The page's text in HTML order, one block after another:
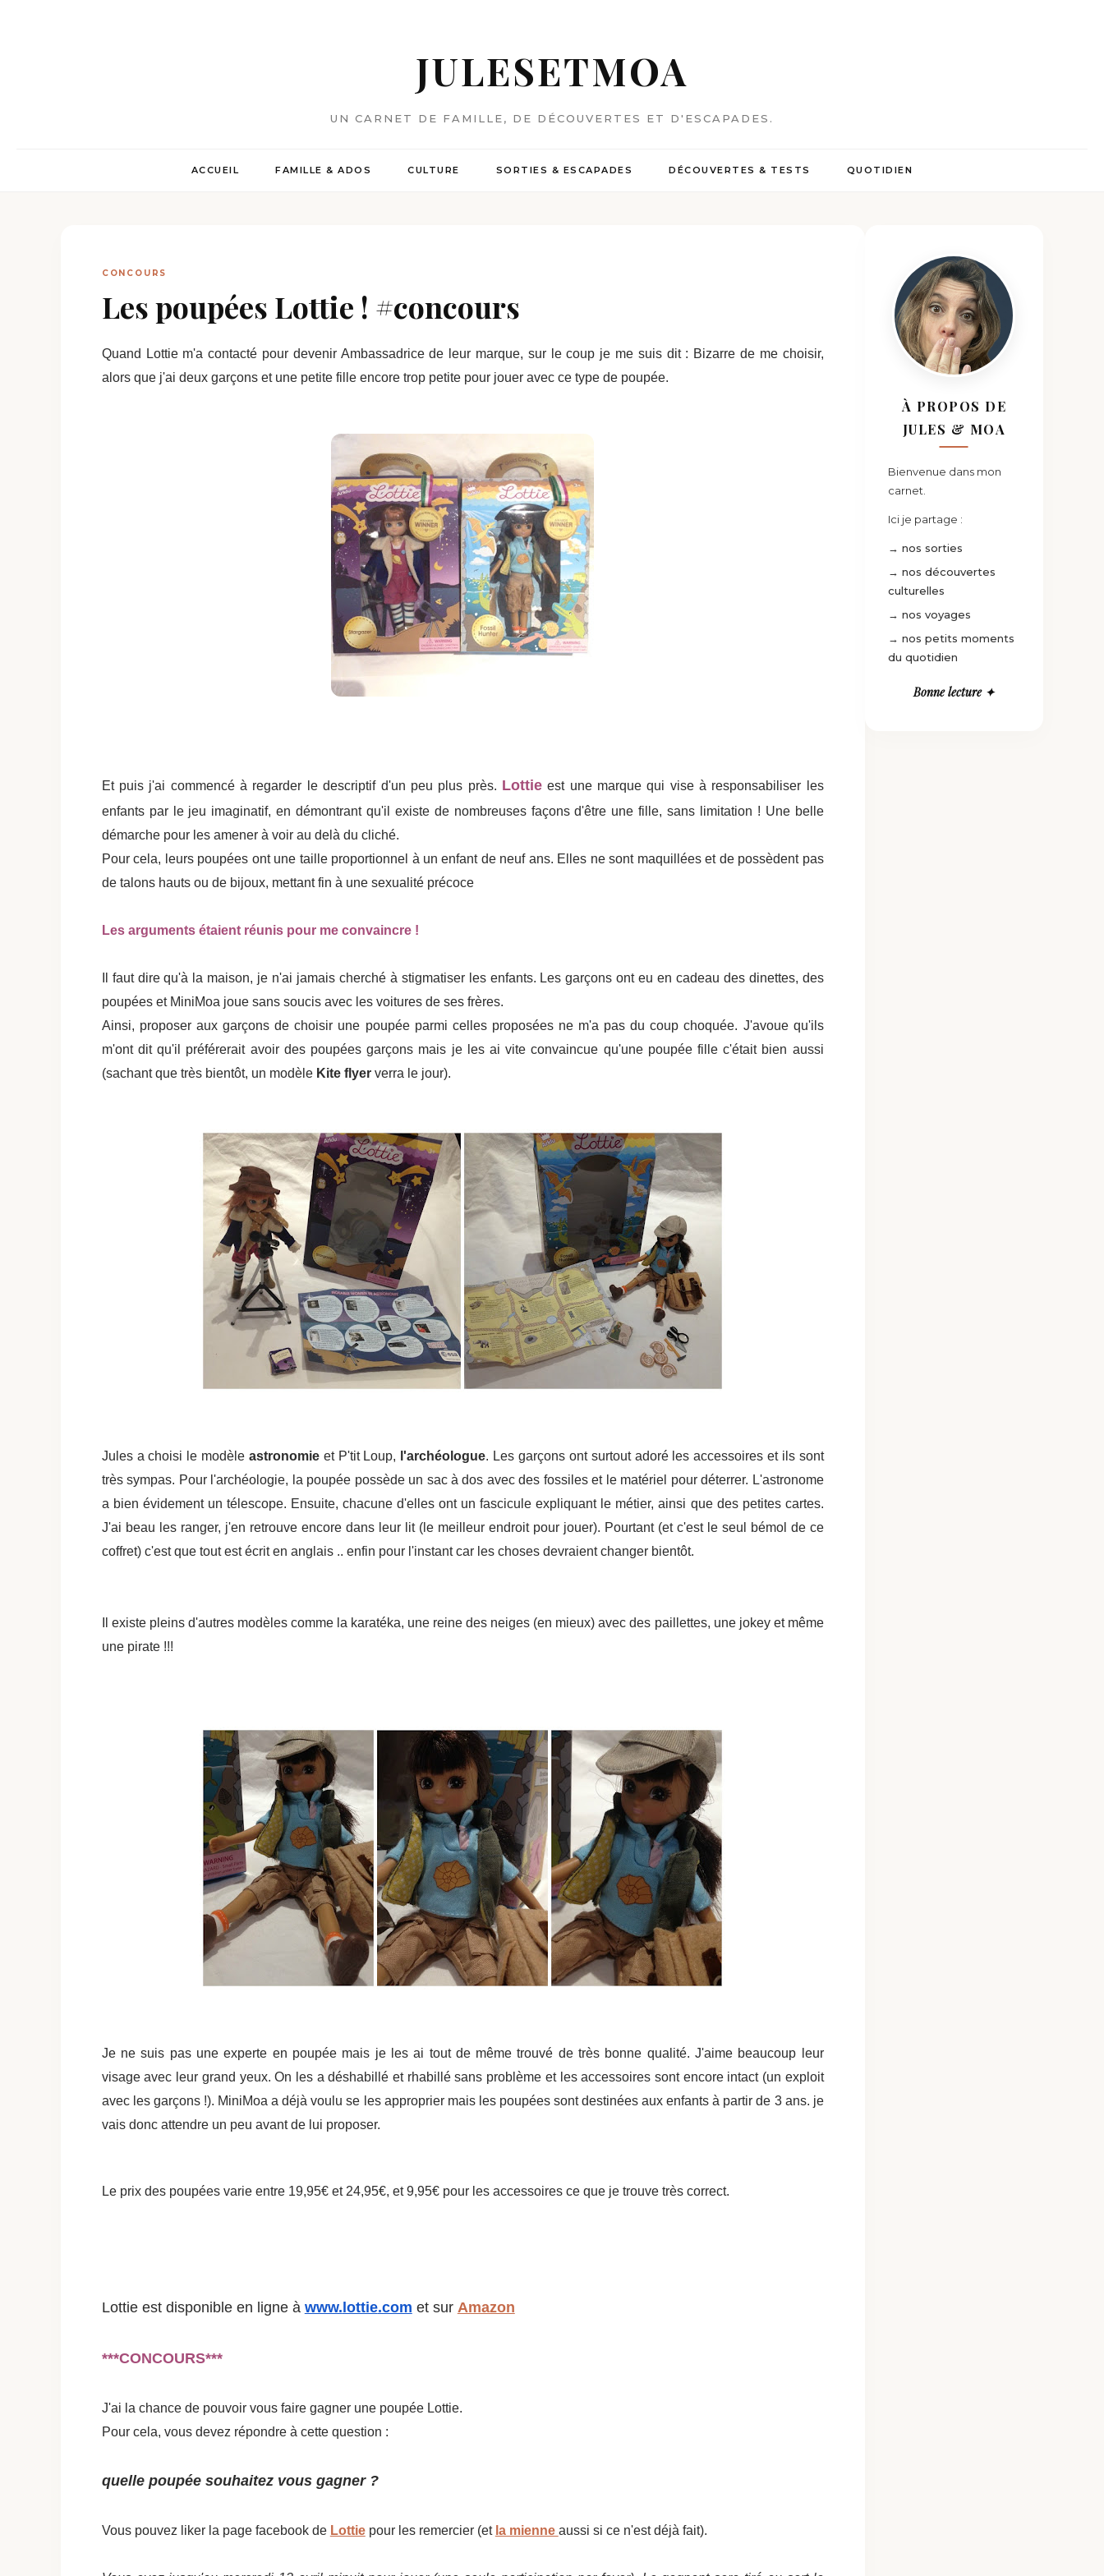
JULESETMOA
UN CARNET DE FAMILLE, DE DÉCOUVERTES ET D'ESCAPADES.
ACCUEIL FAMILLE & ADOS CULTURE SORTIES & ESCAPADES DÉCOUVERTES & TESTS QUOTIDIEN
CONCOURS
Les poupées Lottie ! #concours
Quand Lottie m'a contacté pour devenir Ambassadrice de leur marque, sur le coup je me suis dit : Bizarre de me choisir,
alors que j'ai deux garçons et une petite fille encore trop petite pour jouer avec ce type de poupée.
Et puis j'ai commencé à regarder le descriptif d'un peu plus près. Lottie est une marque qui vise à responsabiliser les
enfants par le jeu imaginatif, en démontrant qu'il existe de nombreuses façons d'être une fille, sans limitation ! Une belle
démarche pour les amener à voir au delà du cliché.
Pour cela, leurs poupées ont une taille proportionnel à un enfant de neuf ans. Elles ne sont maquillées et de possèdent pas
de talons hauts ou de bijoux, mettant fin à une sexualité précoce
Les arguments étaient réunis pour me convaincre !
Il faut dire qu'à la maison, je n'ai jamais cherché à stigmatiser les enfants. Les garçons ont eu en cadeau des dinettes, des
poupées et MiniMoa joue sans soucis avec les voitures de ses frères.
Ainsi, proposer aux garçons de choisir une poupée parmi celles proposées ne m'a pas du coup choquée. J'avoue qu'ils
m'ont dit qu'il préférerait avoir des poupées garçons mais je les ai vite convaincue qu'une poupée fille c'était bien aussi
(sachant que très bientôt, un modèle Kite flyerverra le jour).
Jules a choisi le modèle astronomieet P'tit Loup, l'archéologue. Les garçons ont surtout adoré les accessoires et ils sont
très sympas. Pour l'archéologie, la poupée possède un sac à dos avec des fossiles et le matériel pour déterrer. L'astronome
a bien évidement un télescope. Ensuite, chacune d'elles ont un fascicule expliquant le métier, ainsi que des petites cartes.
J'ai beau les ranger, j'en retrouve encore dans leur lit (le meilleur endroit pour jouer). Pourtant (et c'est le seul bémol de ce
coffret) c'est que tout est écrit en anglais .. enfin pour l'instant car les choses devraient changer bientôt.
Il existe pleins d'autres modèles comme la karatéka, une reine des neiges (en mieux) avec des paillettes, une jokey et même
une pirate !!!
Je ne suis pas une experte en poupée mais je les ai tout de même trouvé de très bonne qualité. J'aime beaucoup leur
visage avec leur grand yeux. On les a déshabillé et rhabillé sans problème et les accessoires sont encore intact (un exploit
avec les garçons !). MiniMoa a déjà voulu se les approprier mais les poupées sont destinées aux enfants à partir de 3 ans. je
vais donc attendre un peu avant de lui proposer.
Le prix des poupées varie entre19,95€ et 24,95€, et 9,95€ pour les accessoires ce que je trouve très correct.
Lottieest disponible en ligne à www. lottie.com et sur Amazon
***CONCOURS***
J'ai la chance de pouvoir vous faire gagner une poupée Lottie.
Pour cela, vous devez répondre à cette question :
quelle poupée souhaitez vous gagner ?
Vous pouvez liker la page facebook de Lottiepour les remercier (et la mienne aussi si ce n'est déjà fait).
À PROPOS DE
JULES & MOA
Bienvenue dans mon
carnet.
Ici je partage :
→ nos sorties
→ nos découvertes
culturelles
→ nos voyages
→ nos petits moments
du quotidien
Bonne lecture ✦